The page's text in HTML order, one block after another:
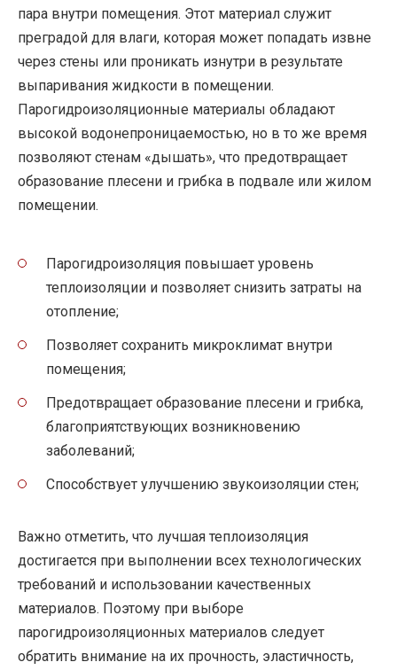
пара внутри помещения. Этот материал служит
преградой для влаги, которая может попадать извне
через стены или проникать изнутри в результате
выпаривания жидкости в помещении.
Парогидроизоляционные материалы обладают
высокой водонепроницаемостью, но в то же время
позволяют стенам «дышать», что предотвращает
образование плесени и грибка в подвале или жилом
помещении.
Парогидроизоляция повышает уровень
теплоизоляции и позволяет снизить затраты на
отопление;
Позволяет сохранить микроклимат внутри
помещения;
Предотвращает образование плесени и грибка,
благоприятствующих возникновению
заболеваний;
Способствует улучшению звукоизоляции стен;
Важно отметить, что лучшая теплоизоляция
достигается при выполнении всех технологических
требований и использовании качественных
материалов. Поэтому при выборе
парогидроизоляционных материалов следует
обратить внимание на их прочность, эластичность,